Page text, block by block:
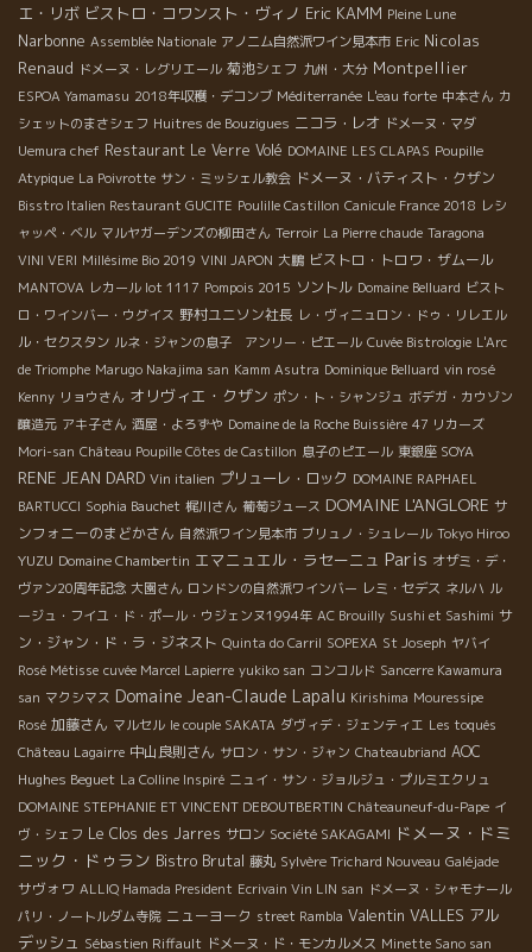
エ・リボ ビストロ・コワンスト・ヴィノ Eric KAMM Pleine Lune
Narbonne Assemblée Nationale アノニム自然派ワイン見本市 Eric Nicolas
Renaud ドメーヌ・レグリエール 菊池シェフ 九州・大分 Montpellier
ESPOA Yamamasu 2018年収穫・デコンブ Méditerranée L'eau forte 中本さん カ
シェットのまさシェフ Huitres de Bouzigues ニコラ・レオ ドメーヌ・マダ
Uemura chef Restaurant Le Verre Volé DOMAINE LES CLAPAS Poupille
Atypique La Poivrotte サン・ミッシェル教会 ドメーヌ・バティスト・クザン
Bisstro Italien Restaurant GUCITE Poulille Castillon Canicule France 2018 レシ
ャッペ・ベル マルヤガーデンズの柳田さん Terroir La Pierre chaude Taragona
VINI VERI Millésime Bio 2019 VINI JAPON 大鵬 ビストロ・トロワ・ザムール
MANTOVA レカール lot 1117 Pompois 2015 ソントル Domaine Belluard ビスト
ロ・ワインバー・ウグイス 野村ユニソン社長 レ・ヴィニュロン・ドゥ・リレエル
ル・セクスタン ルネ・ジャンの息子 アンリー・ピエール Cuvée Bistrologie L'Arc
de Triomphe Marugo Nakajima san Kamm Asutra Dominique Belluard vin rosé
Kenny リョウさん オリヴィエ・クザン ポン・ト・シャンジュ ボデガ・カウゾン
醸造元 アキ子さん 酒屋・よろずや Domaine de la Roche Buissière 47 リカーズ
Mori-san Château Poupille Côtes de Castillon 息子のピエール 東銀座 SOYA
RENE JEAN DARD Vin italien プリューレ・ロック DOMAINE RAPHAEL
BARTUCCI Sophia Bauchet 梶川さん 葡萄ジュース DOMAINE L'ANGLORE サ
ンフォニーのまどかさん 自然派ワイン見本市 ブリュノ・シュレール Tokyo Hiroo
YUZU Domaine Chambertin エマニュエル・ラセーニュ Paris オザミ・デ・
ヴァン20周年記念 大園さん ロンドンの自然派ワインバー レミ・セデス ネルハ ル
ージュ・フイユ・ド・ポール・ウジェンヌ1994年 AC Brouilly Sushi et Sashimi サ
ン・ジャン・ド・ラ・ジネスト Quinta do Carril SOPEXA St Joseph ヤバイ
Rosé Métisse cuvée Marcel Lapierre yukiko san コンコルド Sancerre Kawamura
san マクシマス Domaine Jean-Claude Lapalu Kirishima Mouressipe
Rosé 加藤さん マルセル le couple SAKATA ダヴィデ・ジェンティエ Les toqués
Château Lagairre 中山良則さん サロン・サン・ジャン Chateaubriand AOC
Hughes Beguet La Colline Inspiré ニュイ・サン・ジョルジュ・プルミエクリュ
DOMAINE STEPHANIE ET VINCENT DEBOUTBERTIN Châteauneuf-du-Pape イ
ヴ・シェフ Le Clos des Jarres サロン Société SAKAGAMI ドメーヌ・ドミ
ニック・ドゥラン Bistro Brutal 藤丸 Sylvère Trichard Nouveau Galéjade
サヴォワ ALLIQ Hamada President Ecrivain Vin LIN san ドメーヌ・シャモナール
パリ・ノートルダム寺院 ニューヨーク street Rambla Valentin VALLES アル
デッシュ Sébastien Riffault ドメーヌ・ド・モンカルメス Minette Sano san